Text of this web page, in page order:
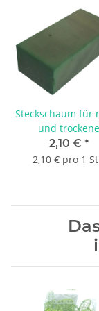
Steckschaum für
und trockene
Verarbeitung für
Blumen und
2,10 € *
2,10 € pro 1